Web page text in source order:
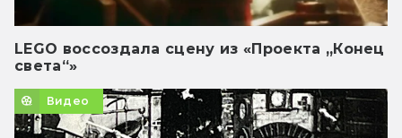
LEGO воссоздала сцену из «Проекта „Конец
света“»
Видео